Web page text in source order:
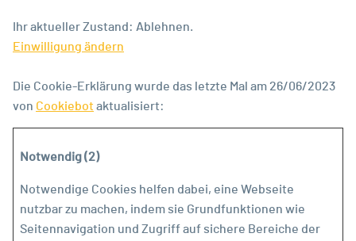
Ihr aktueller Zustand: Ablehnen.
Einwilligung ändern
Die Cookie-Erklärung wurde das letzte Mal am 26/06/2023
von Cookiebotaktualisiert:
Notwendig (2)
Notwendige Cookies helfen dabei, eine Webseite
nutzbar zu machen, indem sie Grundfunktionen wie
Seitennavigation und Zugriff auf sichere Bereiche der